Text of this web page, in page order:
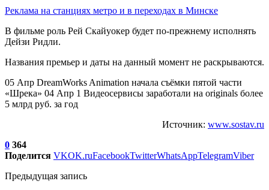
Реклама на станциях метро и в переходах в Минске
В фильме роль Рей Скайуокер будет по-прежнему исполнять
Дейзи Ридли.
Названия премьер и даты на данный момент не раскрываются.
05 Апр DreamWorks Animation начала съёмки пятой части
«Шрека» 04 Апр 1 Видеосервисы заработали на originals более
5 млрд руб. за год
Источник: www.sostav.ru
0 364
Поделится VKOK.ruFacebookTwitterWhatsAppTelegramViber
Предыдущая запись